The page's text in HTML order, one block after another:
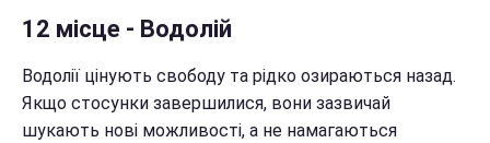
12 місце - Водолій
Водолії цінують свободу та рідко озираються назад.
Якщо стосунки завершилися, вони зазвичай
шукають нові можливості, а не намагаються